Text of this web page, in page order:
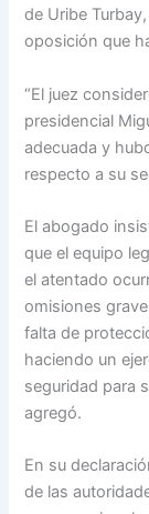
de Uribe
oposición que
“El juez
presidencial
adecuada y
respecto a su
El abogado
que el equipo
el atentado
omisiones
falta de
haciendo un
seguridad para
agregó.
En su
de las